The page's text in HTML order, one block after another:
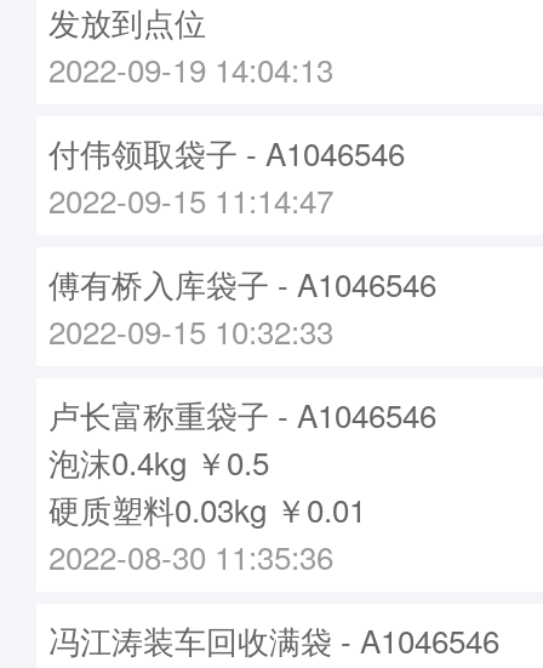
发放到点位
2022-09-19 14:04:13
付伟领取袋子 - A1046546
2022-09-15 11:14:47
傅有桥入库袋子 - A1046546
2022-09-15 10:32:33
卢长富称重袋子 - A1046546
泡沫0.4kg ￥0.5
硬质塑料0.03kg ￥0.01
2022-08-30 11:35:36
冯江涛装车回收满袋 - A1046546